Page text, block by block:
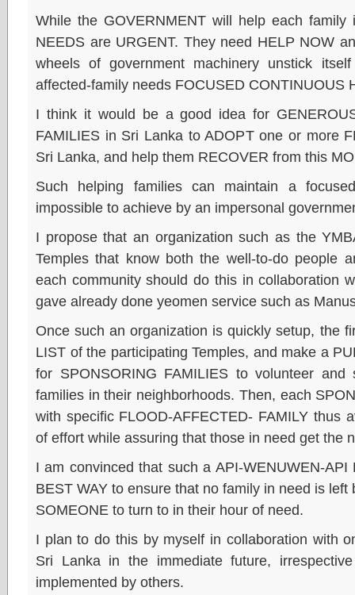
While the GOVERNMENT will help each
NEEDS are URGENT. They need HELP NOW
wheels of government machinery unstick
affected-family needs FOCUSED CONTINUOUS
I think it would be a good idea for
FAMILIES in Sri Lanka to ADOPT one or more
Sri Lanka, and help them RECOVER from this
Such helping families can maintain a
impossible to achieve by an impersonal
I propose that an organization such as the
Temples that know both the well-to-do people
each community should do this in collaboration
gave already done yeomen service such as
Once such an organization is quickly setup, the
LIST of the participating Temples, and make a
for SPONSORING FAMILIES to volunteer
families in their neighborhoods. Then, each
with specific FLOOD-AFFECTED- FAMILY thus
of effort while assuring that those in need get the
I am convinced that such a API-WENUWEN-
BEST WAY to ensure that no family in need is
SOMEONE to turn to in their hour of need.
I plan to do this by myself in collaboration with
Sri Lanka in the immediate future,
implemented by others.